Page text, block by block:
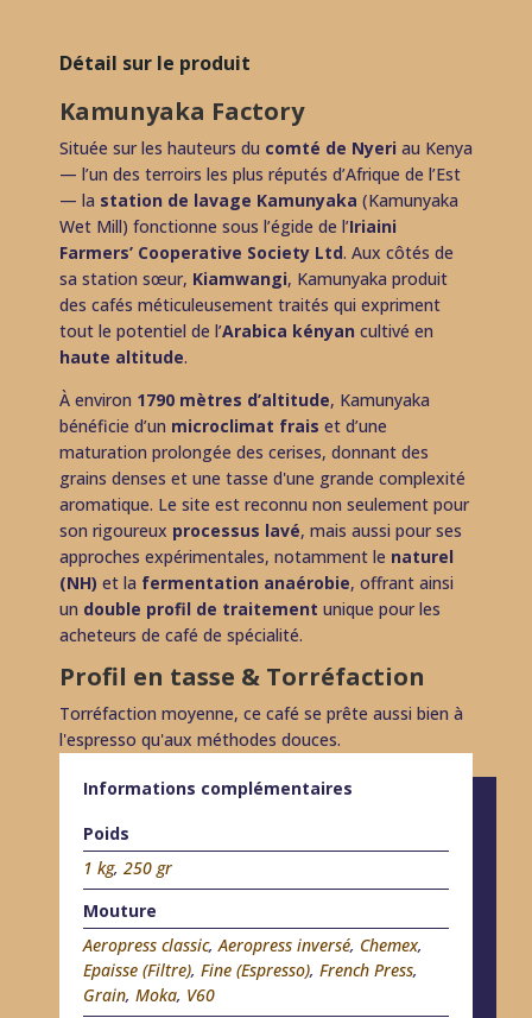
Détail sur le produit
Kamunyaka Factory
Située sur les hauteurs du comté de Nyeri au Kenya
— l’un des terroirs les plus réputés d’Afrique de l’Est
— la station de lavage Kamunyaka (Kamunyaka
Wet Mill) fonctionne sous l’égide de l’Iriaini
Farmers’ Cooperative Society Ltd. Aux côtés de
sa station sœur, Kiamwangi, Kamunyaka produit
des cafés méticuleusement traités qui expriment
tout le potentiel de l’Arabica kényan cultivé en
haute altitude.
À environ 1790 mètres d’altitude, Kamunyaka
bénéficie d’un microclimat frais et d’une
maturation prolongée des cerises, donnant des
grains denses et une tasse d'une grande complexité
aromatique. Le site est reconnu non seulement pour
son rigoureux processus lavé, mais aussi pour ses
approches expérimentales, notamment le naturel
(NH) et la fermentation anaérobie, offrant ainsi
un double profil de traitement unique pour les
acheteurs de café de spécialité.
Profil en tasse & Torréfaction
Torréfaction moyenne, ce café se prête aussi bien à
l'espresso qu'aux méthodes douces.
Informations complémentaires
Poids
1 kg, 250 gr
Mouture
Aeropress classic,Aeropress inversé, Chemex,
Epaisse (Filtre), Fine (Espresso), French Press,
Grain, Moka, V60